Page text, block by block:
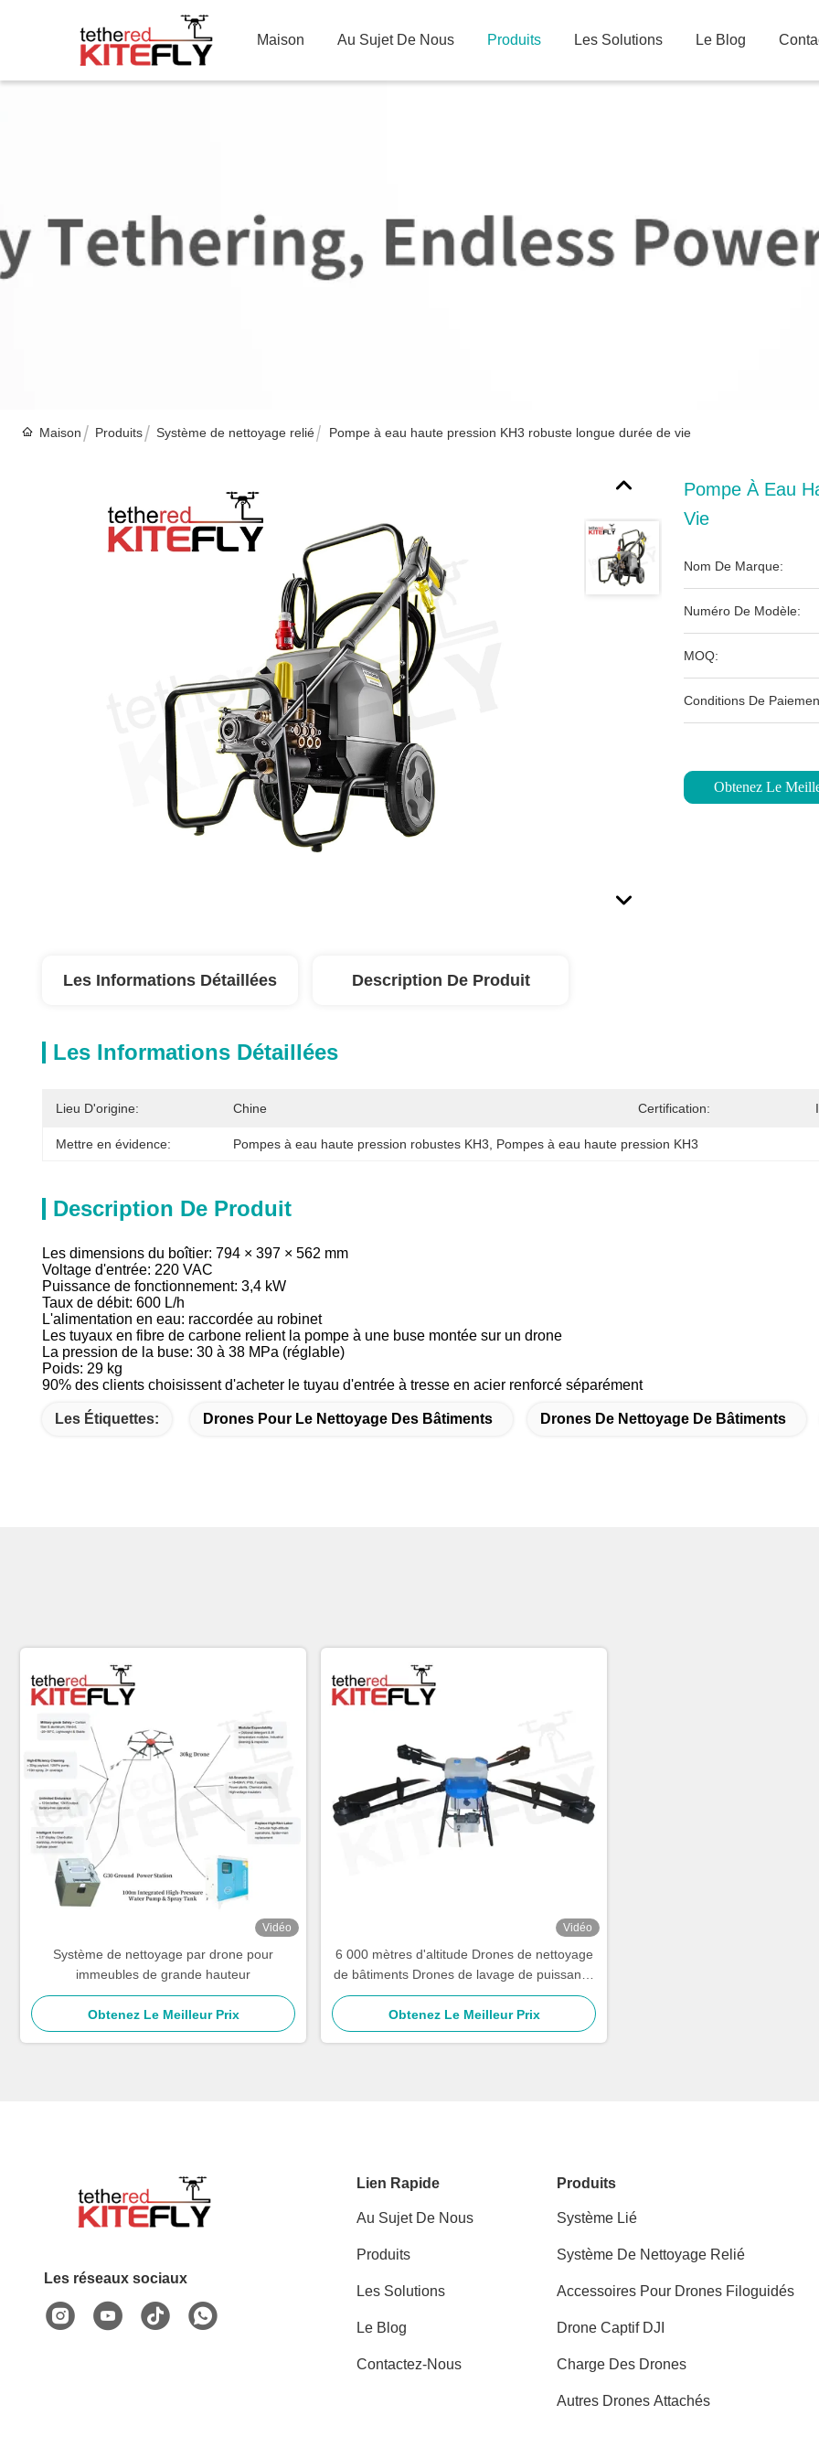
Maison Au Sujet De Nous Produits Les Solutions Le Blog
Maison Produits Système de nettoyage relié Pompe à eau haute pression KH3 robuste longue durée de vie
Pompe À Eau
Vie
Nom De Marque:
Numéro De Modèle:
MOQ:
Conditions De
Obtenez Le
Les Informations Détaillées Description De Produit
Les Informations Détaillées
Lieu D'origine: Chine Certification:
Mettre en évidence: Pompes à eau haute pression robustes KH3 Pompes à eau haute pression KH3
Description De Produit
Les dimensions du boîtier: 794 × 397 × 562 mm
Voltage d'entrée: 220 VAC
Puissance de fonctionnement: 3,4 kW
Taux de débit: 600 L/h
L'alimentation en eau: raccordée au robinet
Les tuyaux en fibre de carbone relient la pompe à une buse montée sur un drone
La pression de la buse: 30 à 38 MPa (réglable)
Poids: 29 kg
90% des clients choisissent d'acheter le tuyau d'entrée à tresse en acier renforcé séparément
Les Étiquettes: Drones Pour Le Nettoyage Des Bâtiments Drones De Nettoyage De Bâtiments
Vidéo
Système de nettoyage par drone pour
immeubles de grande hauteur
Obtenez Le Meilleur Prix
Vidéo
6 000 mètres d'altitude Drones de nettoyage
de bâtiments Drones de lavage de puissance
SF-90X-150 Kitefly
Obtenez Le Meilleur Prix
Les réseaux sociaux
Lien Rapide
Au Sujet De Nous
Produits
Les Solutions
Le Blog
Contactez-Nous
Produits
Système Lié
Système De Nettoyage Relié
Accessoires Pour Drones Filoguidés
Drone Captif DJI
Charge Des Drones
Autres Drones Attachés